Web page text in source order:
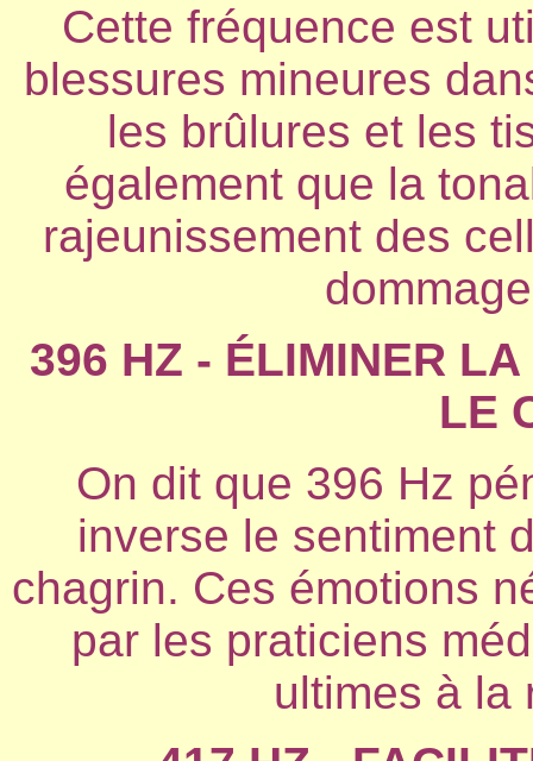
Cette fréquence est
blessures mineures
les brûlures et les
également que la
rajeunissement des
396 HZ - ÉLIMINER
LE
On dit que 396 Hz
inverse le sentiment
chagrin. Ces émotions
par les praticiens
ultimes à la